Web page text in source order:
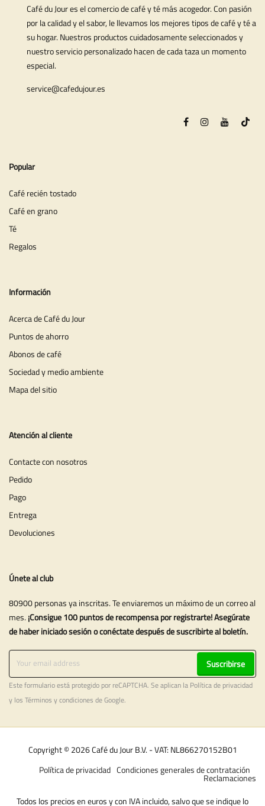
Café du Jour es el comercio de café y té más acogedor. Con pasión
por la calidad y el sabor, le llevamos los mejores tipos de café y té a
su hogar. Nuestros productos cuidadosamente seleccionados y
nuestro servicio personalizado hacen de cada taza un momento
especial.
service@cafedujour.es
Popular
Café recién tostado
Café en grano
Té
Regalos
Información
Acerca de Café du Jour
Puntos de ahorro
Abonos de café
Sociedad y medio ambiente
Mapa del sitio
Atención al cliente
Contacte con nosotros
Pedido
Pago
Entrega
Devoluciones
Únete al club
80900 personas ya inscritas. Te enviaremos un máximo de un correo al
mes. ¡Consigue 100 puntos de recompensa por registrarte! Asegúrate
de haber iniciado sesión o conéctate después de suscribirte al boletín.
Suscribirse
Este formulario está protegido por reCAPTCHA. Se aplican la Política de privacidad
y los Términos y condiciones de Google.
Copyright © 2026 Café du Jour B.V. - VAT: NL866270152B01
Condiciones generales de contratación
Política de privacidad
Reclamaciones
Todos los precios en euros y con IVA incluido, salvo que se indique lo